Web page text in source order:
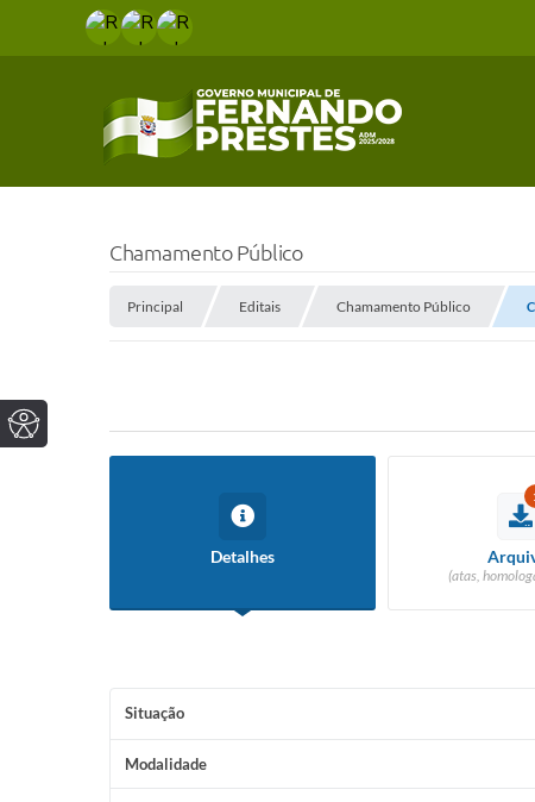
Chamamento Público
Principal Editais Chamamento Público
Detalhes
(atas,
Situação
Modalidade